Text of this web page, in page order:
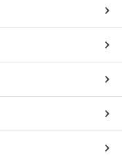
потрібна колірна
але й робить
температур.
або сколів при
імітують